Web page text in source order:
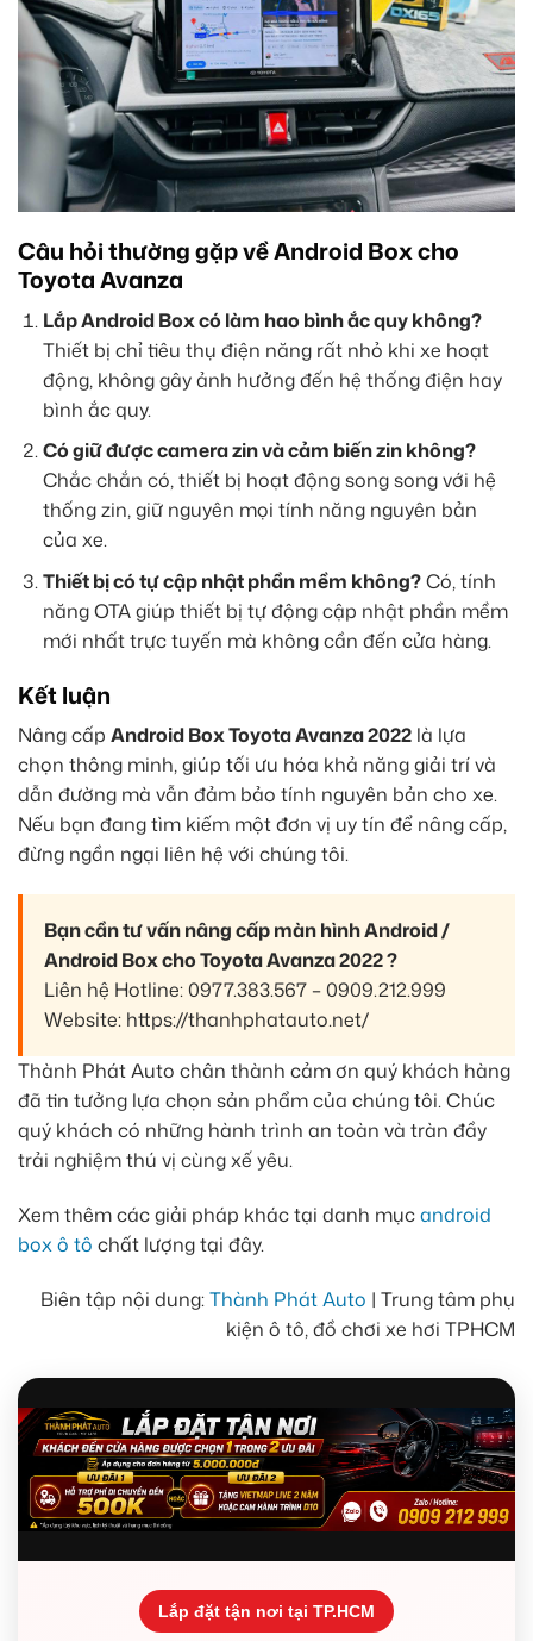
Câu hỏi thường gặp về Android Box cho
Toyota Avanza
Lắp Android Box có làm hao bình ắc quy không?
Thiết bị chỉ tiêu thụ điện năng rất nhỏ khi xe hoạt
động, không gây ảnh hưởng đến hệ thống điện hay
bình ắc quy.
Có giữ được camera zin và cảm biến zin không?
Chắc chắn có, thiết bị hoạt động song song với hệ
thống zin, giữ nguyên mọi tính năng nguyên bản
của xe.
Thiết bị có tự cập nhật phần mềm không?Có, tính
năng OTA giúp thiết bị tự động cập nhật phần mềm
mới nhất trực tuyến mà không cần đến cửa hàng.
Kết luận
Nâng cấp Android Box Toyota Avanza 2022 là lựa
chọn thông minh, giúp tối ưu hóa khả năng giải trí và
dẫn đường mà vẫn đảm bảo tính nguyên bản cho xe.
Nếu bạn đang tìm kiếm một đơn vị uy tín để nâng cấp,
đừng ngần ngại liên hệ với chúng tôi.
Bạn cần tư vấn nâng cấp màn hình Android /
Android Box cho Toyota Avanza 2022 ?
Liên hệ Hotline: 0977.383.567 – 0909.212.999
Website: https://thanhphatauto.net/
Thành Phát Auto chân thành cảm ơn quý khách hàng
đã tin tưởng lựa chọn sản phẩm của chúng tôi. Chúc
quý khách có những hành trình an toàn và tràn đầy
trải nghiệm thú vị cùng xế yêu.
Xem thêm các giải pháp khác tại danh mụcandroid
box ô tô chất lượng tại đây.
Biên tập nội dung:Thành Phát Auto | Trung tâm phụ
kiện ô tô, đồ chơi xe hơi TPHCM
Lắp đặt tận nơi tại TP.HCM